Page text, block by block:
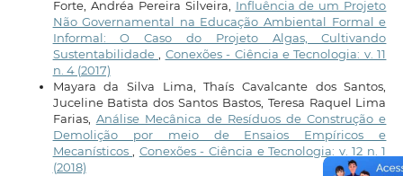
Forte, Andréa Pereira Silveira, Influência de um Projeto
Não Governamental na Educação Ambiental Formal e
Informal: O Caso do Projeto Algas, Cultivando
Sustentabilidade, Conexões - Ciência e Tecnologia: v. 11
n. 4 (2017)
Mayara da Silva Lima, Thaís Cavalcante dos Santos,
Juceline Batista dos Santos Bastos, Teresa Raquel Lima
Farias, Análise Mecânica de Resíduos de Construção e
Demolição por meio de Ensaios Empíricos e
Mecanísticos, Conexões - Ciência e Tecnologia: v. 12 n. 1
(2018)